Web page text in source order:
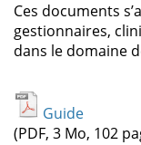
Ces documents
gestionnaires,
dans le domaine
Guide
(PDF, 3 Mo, 102